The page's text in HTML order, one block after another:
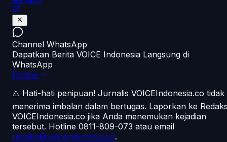
Channel WhatsApp
Dapatkan Berita VOICE Indonesia Langsung di
WhatsApp
Follow
⚠️ Hati-hati penipuan! Jurnalis VOICEIndonesia.co tidak
menerima imbalan dalam bertugas. Laporkan ke
VOICEIndonesia.co jika Anda menemukan kejadian
tersebut. Hotline 0811-809-073 atau email
redaksi@voiceindonesia.co.